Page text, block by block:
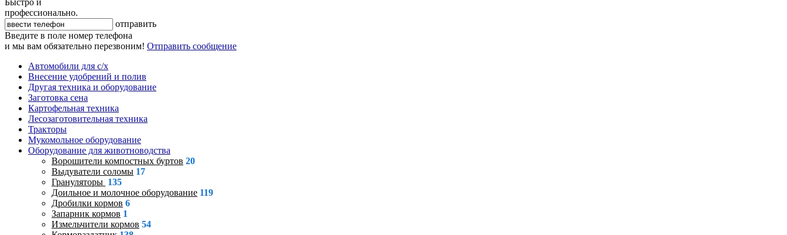
Быстро и
профессионально.
отправить
Введите в поле номер телефона
и мы вам обязательно перезвоним! Отправить сообщение
Автомобили для с/х
Внесение удобрений и полив
Другая техника и оборудование
Заготовка сена
Картофельная техника
Лесозаготовительная техника
Тракторы
Мукомольное оборудование
Оборудование для животноводства
Ворошители компостных буртов 20
Выдуватели соломы 17
Грануляторы 135
Доильное и молочное оборудование 119
Дробилки кормов 6
Запарник кормов 1
Измельчители кормов 54